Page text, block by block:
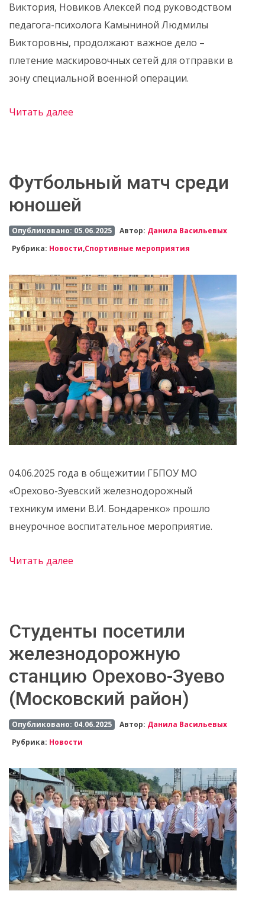
Виктория, Новиков Алексей под руководством
педагога-психолога Камыниной Людмилы
Викторовны, продолжают важное дело –
плетение маскировочных сетей для отправки в
зону специальной военной операции.
Читать далее
Футбольный матч среди
юношей
Опубликовано: 05.06.2025 Автор: Данила Васильевых
Рубрика: Новости,Спортивные мероприятия
04.06.2025 года в общежитии ГБПОУ МО
«Орехово-Зуевский железнодорожный
техникум имени В.И. Бондаренко» прошло
внеурочное воспитательное мероприятие.
Читать далее
Студенты посетили
железнодорожную
станцию Орехово-Зуево
(Московский район)
Опубликовано: 04.06.2025 Автор: Данила Васильевых
Рубрика: Новости